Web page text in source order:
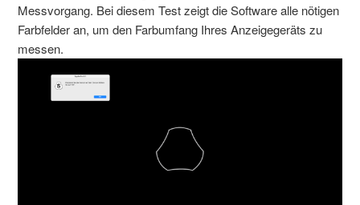
Messvorgang. Bei diesem Test zeigt die Software alle nötigen
Farbfelder an, um den Farbumfang Ihres Anzeigegeräts zu
messen.